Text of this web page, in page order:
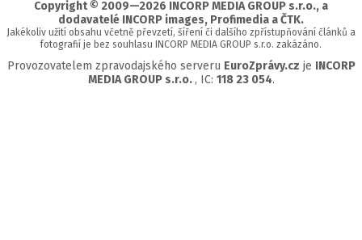
Copyright © 2009—2026 INCORP MEDIA GROUP s.r.o., a
dodavatelé INCORP images, Profimedia a ČTK.
Jakékoliv užití obsahu včetně převzetí, šíření či dalšího zpřístupňování článků a
fotografií je bez souhlasu INCORP MEDIA GROUP s.r.o. zakázáno.
Provozovatelem zpravodajského serveru EuroZprávy.cz je INCORP
MEDIA GROUP s.r.o. , IC: 118 23 054.